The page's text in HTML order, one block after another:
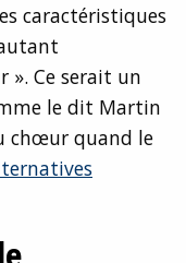
caractéristiques
». Ce serait un
le dit Martin
chœur quand le